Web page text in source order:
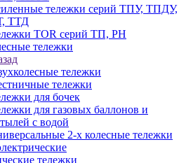
тележки серий ТПУ, ТПДУ,
ТТД
TOR серий ТП, PH
тележки
тележки
тележки
для бочек
для газовых баллонов и
с водой
2-х колесные тележки
тележки